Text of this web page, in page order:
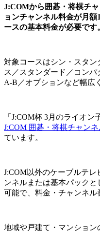
J:COMから囲碁・将棋チ
ョンチャンネル料金が月
ースの基本料金が必要です
対象コースはシン・スタ
ス／スタンダード／コン
A-B／オプションなど幅広
「J:COM杯 3月のライオン
J:COM 囲碁・将棋チャン
ています。
J:COM以外のケーブルテ
ンネルまたは基本パック
可能で、料金・チャンネル
地域や戸建て・マンショ